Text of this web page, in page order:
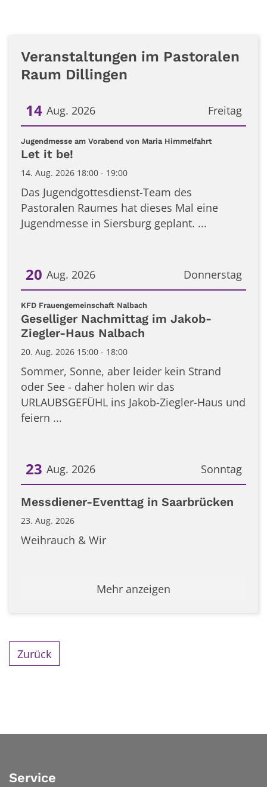
Veranstaltungen im Pastoralen
Raum Dillingen
Freitag
14 Aug. 2026
Datum: 14. August 2026
Jugendmesse am Vorabend von Maria Himmelfahrt:
Let it be!
14. Aug. 2026 18:00 - 19:00
Das Jugendgottesdienst-Team des
Pastoralen Raumes hat dieses Mal eine
Jugendmesse in Siersburg geplant. ...
Donnerstag
20 Aug. 2026
Datum: 20. August 2026
KFD Frauengemeinschaft Nalbach
Geselliger Nachmittag im Jakob-
Ziegler-Haus Nalbach
20. Aug. 2026 15:00 - 18:00
Sommer, Sonne, aber leider kein Strand
oder See - daher holen wir das
URLAUBSGEFÜHL ins Jakob-Ziegler-Haus und
feiern ...
Sonntag
23 Aug. 2026
Datum: 23. August 2026
Messdiener-Eventtag in Saarbrücken
23. Aug. 2026
Weihrauch & Wir
Mehr anzeigen
Zurück
Service